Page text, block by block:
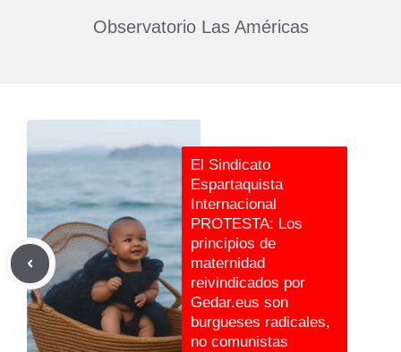
Observatorio Las Américas
El Sindicato
Espartaquista
Internacional
PROTESTA: Los
principios de
maternidad
reivindicados por
Gedar.eus son
burgueses radicales,
no comunistas